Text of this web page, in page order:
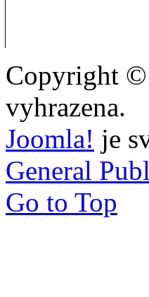
Copyright ©
vyhrazena.
Joomla! je
General
Go to Top